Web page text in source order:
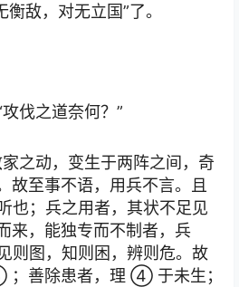
敌，对无立国”了。
伐之道奈何？”
之动，变生于两阵之间，奇
至事不语，用兵不言。且
也；兵之用者，其状不足见
，能独专而不制者，兵
则图，知则困，辨则危。故
善除患者，理 ④ 于未生；